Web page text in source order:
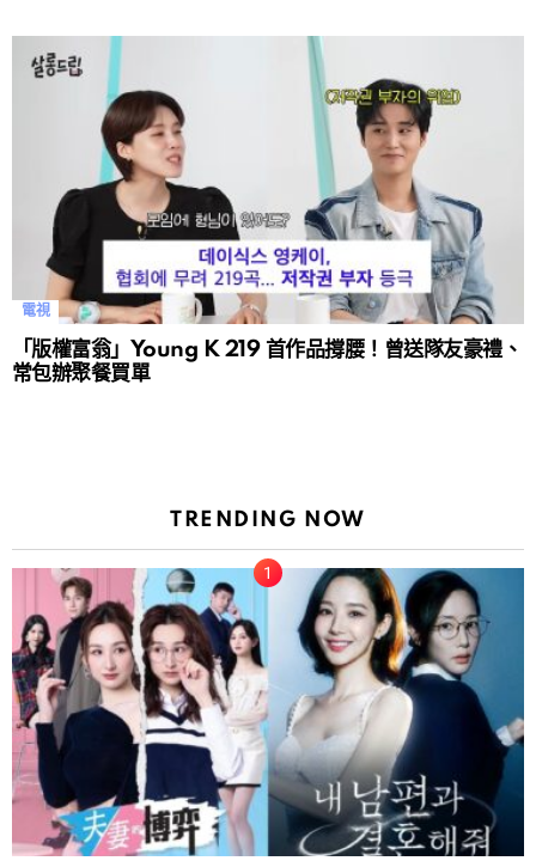
電視
「版權富翁」Young K 219 首作品撐腰！曾送隊友豪禮、
常包辦聚餐買單
TRENDING NOW